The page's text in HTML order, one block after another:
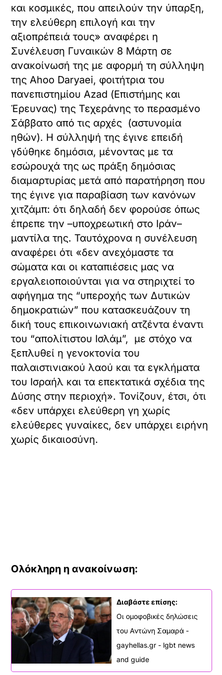
και κοσμικές, που απειλούν την ύπαρξη,
την ελεύθερη επιλογή και την
αξιοπρέπειά τους» αναφέρει η
Συνέλευση Γυναικών 8 Μάρτη σε
ανακοίνωσή της με αφορμή τη σύλληψη
της Ahoo Daryaei, φοιτήτρια του
πανεπιστημίου Azad (Επιστήμης και
Έρευνας) της Τεχεράνης το περασμένο
Σάββατο από τις αρχές (αστυνομία
ηθών). Η σύλληψή της έγινε επειδή
γδύθηκε δημόσια, μένοντας με τα
εσώρουχά της ως πράξη δημόσιας
διαμαρτυρίας μετά από παρατήρηση που
της έγινε για παραβίαση των κανόνων
χιτζάμπ: ότι δηλαδή δεν φορούσε όπως
έπρεπε την –υποχρεωτική στο Ιράν–
μαντίλα της. Ταυτόχρονα η συνέλευση
αναφέρει ότι «δεν ανεχόμαστε τα
σώματα και οι καταπιέσεις μας να
εργαλειοποιούνται για να στηριχτεί το
αφήγημα της “υπεροχής των Δυτικών
δημοκρατιών” που κατασκευάζουν τη
δική τους επικοινωνιακή ατζέντα έναντι
του “απολίτιστου Ισλάμ”, με στόχο να
ξεπλυθεί η γενοκτονία του
παλαιστινιακού λαού και τα εγκλήματα
του Ισραήλ και τα επεκτατικά σχέδια της
Δύσης στην περιοχή». Τονίζουν, έτσι, ότι
«δεν υπάρχει ελεύθερη γη χωρίς
ελεύθερες γυναίκες, δεν υπάρχει ειρήνη
χωρίς δικαιοσύνη.
Ολόκληρη η ανακοίνωση:
Διαβάστε επίσης:
Οι ομοφοβικές δηλώσεις
του Αντώνη Σαμαρά -
gayhellas.gr - lgbt news
and guide